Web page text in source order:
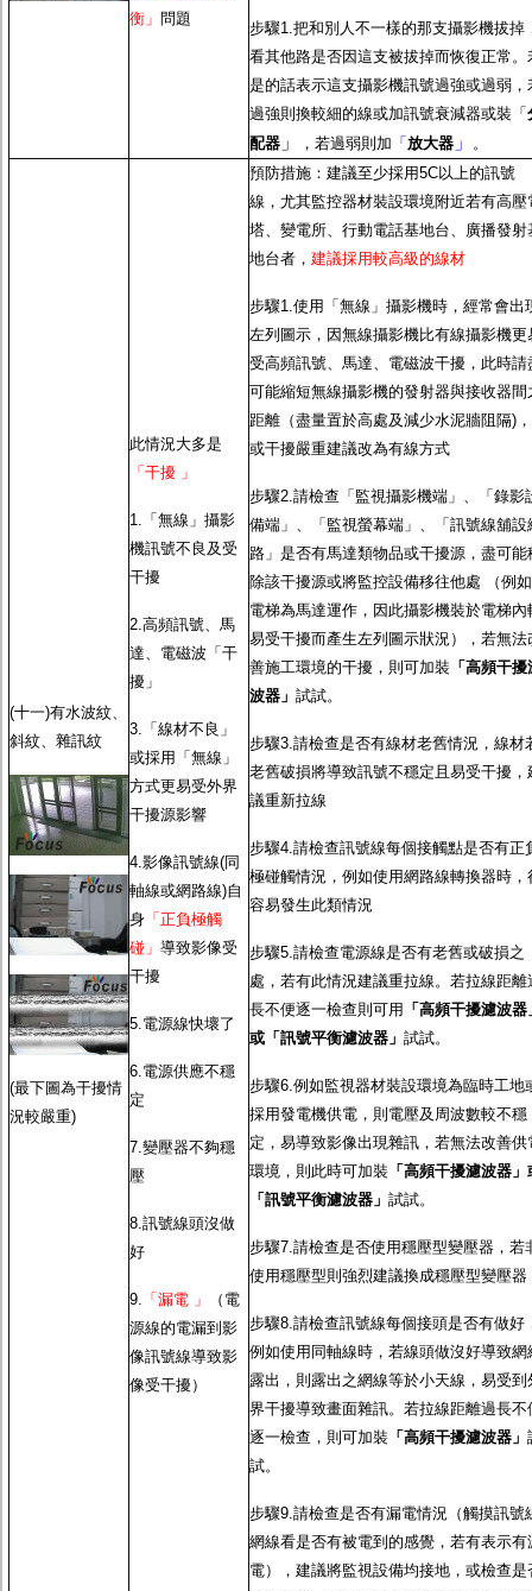
衡」 問題
步驟1.把和別人不一樣的那支攝影機拔掉
看其他路是否因這支被拔掉而恢復正常。
是的話表示這支攝影機訊號過強或過弱，
過強則換較細的線或加訊號衰減器或裝「
配器 」 ，若過弱則加 「 放大器 」 。
(十一)有水波紋、
斜紋、雜訊紋
(最下圖為干擾情
況較嚴重)
此情況大多是
「干擾 」
1.「無線」攝影
機訊號不良及受
干擾
2.高頻訊號、馬
達、電磁波「干
擾」
3.「線材不良」
或採用「無線」
方式更易受外界
干擾源影響
4.影像訊號線(同
軸線或網路線)自
身 「正負極觸
碰」 導致影像受
干擾
5.電源線快壞了
6.電源供應不穩
定
7.變壓器不夠穩
壓
8.訊號線頭沒做
好
9. 「漏電 」
（電
源線的電漏到影
像訊號線導致影
像受干擾）
預防措施：建議至少採用5C以上的訊號
線，尤其監控器材裝設環境附近若有高壓
塔、變電所、行動電話基地台、廣播發射
地台者， 建議採用較高級的線材
步驟1.使用「無線」攝影機時，經常會出
左列圖示，因無線攝影機比有線攝影機更
受高頻訊號、馬達、電磁波干擾，此時請
可能縮短無線攝影機的發射器與接收器間
距離（盡量置於高處及減少水泥牆阻隔)，
或干擾嚴重建議改為有線方式
步驟2.請檢查「監視攝影機端」、「錄影
備端」、「監視螢幕端」、「訊號線舖設
路」是否有馬達類物品或干擾源，盡可能
除該干擾源或將監控設備移往他處 （例如
電梯為馬達運作，因此攝影機裝於電梯內
易受干擾而產生左列圖示狀況），若無法
善施工環境的干擾，則可加裝 「高頻干擾
波器」 試試。
步驟3.請檢查是否有線材老舊情況，線材
老舊破損將導致訊號不穩定且易受干擾，
議重新拉線
步驟4.請檢查訊號線每個接觸點是否有正
極碰觸情況，例如使用網路線轉換器時，
容易發生此類情況
步驟5.請檢查電源線是否有老舊或破損之
處，若有此情況建議重拉線。若拉線距離
長不便逐一檢查則可用 「高頻干擾濾波器
或「訊號平衡濾波器」 試試。
步驟6.例如監視器材裝設環境為臨時工地
採用發電機供電，則電壓及周波數較不穩
定，易導致影像出現雜訊，若無法改善供
環境，則此時可加裝 「高頻干擾濾波器」
「訊號平衡濾波器」 試試。
步驟7.請檢查是否使用穩壓型變壓器，若
使用穩壓型則強烈建議換成穩壓型變壓器
步驟8.請檢查訊號線每個接頭是否有做好
例如使用同軸線時，若線頭做沒好導致網
露出，則露出之網線等於小天線，易受到
界干擾導致畫面雜訊。若拉線距離過長不
逐一檢查，則可加裝 「高頻干擾濾波器」
試。
步驟9.請檢查是否有漏電情況（觸摸訊號
網線看是否有被電到的感覺，若有表示有
電），建議將監視設備均接地，或檢查是